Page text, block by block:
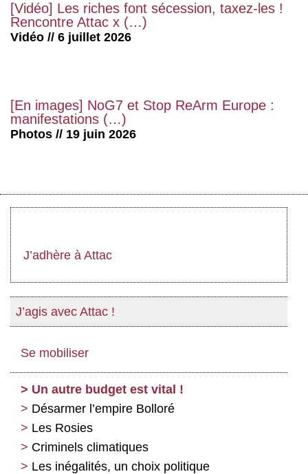
[Vidéo] Les riches font sécession, taxez-les !
Rencontre Attac x (…)
Vidéo // 6 juillet 2026
[En images] NoG7 et Stop ReArm Europe :
manifestations (…)
Photos // 19 juin 2026
J’adhère à Attac
J’agis avec Attac !
Se mobiliser
Un autre budget est vital !
Désarmer l’empire Bolloré
Les Rosies
Criminels climatiques
Les inégalités, un choix politique